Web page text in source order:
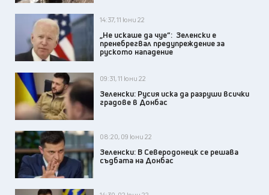
14:37, 11 юни 22
„Не искаше да чуе“: Зеленски е
пренебрегвал предупреждение за
руското нападение
09:31, 11 юни 22
Зеленски: Русия иска да разруши всички
градове в Донбас
08:20, 09 юни 22
Зеленски: В Северодонецк се решава
съдбата на Донбас